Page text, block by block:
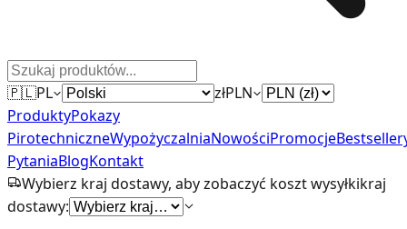
🇵🇱PL złPLN
ProduktyPokazy
PirotechniczneWypożyczalniaNowościPromocje
PytaniaBlogKontakt
Wybierz kraj dostawy, aby zobaczyć koszt wysyłkikraj
dostawy: